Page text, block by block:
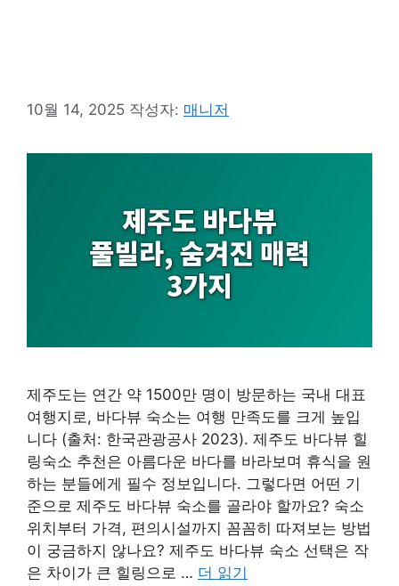
10월 14, 2025 작성자: 매니저
제주도는 연간 약 1500만 명이 방문하는 국내 대표
여행지로, 바다뷰 숙소는 여행 만족도를 크게 높입
니다 (출처: 한국관광공사 2023). 제주도 바다뷰 힐
링숙소 추천은 아름다운 바다를 바라보며 휴식을 원
하는 분들에게 필수 정보입니다. 그렇다면 어떤 기
준으로 제주도 바다뷰 숙소를 골라야 할까요? 숙소
위치부터 가격, 편의시설까지 꼼꼼히 따져보는 방법
이 궁금하지 않나요? 제주도 바다뷰 숙소 선택은 작
은 차이가 큰 힐링으로 … 더 읽기